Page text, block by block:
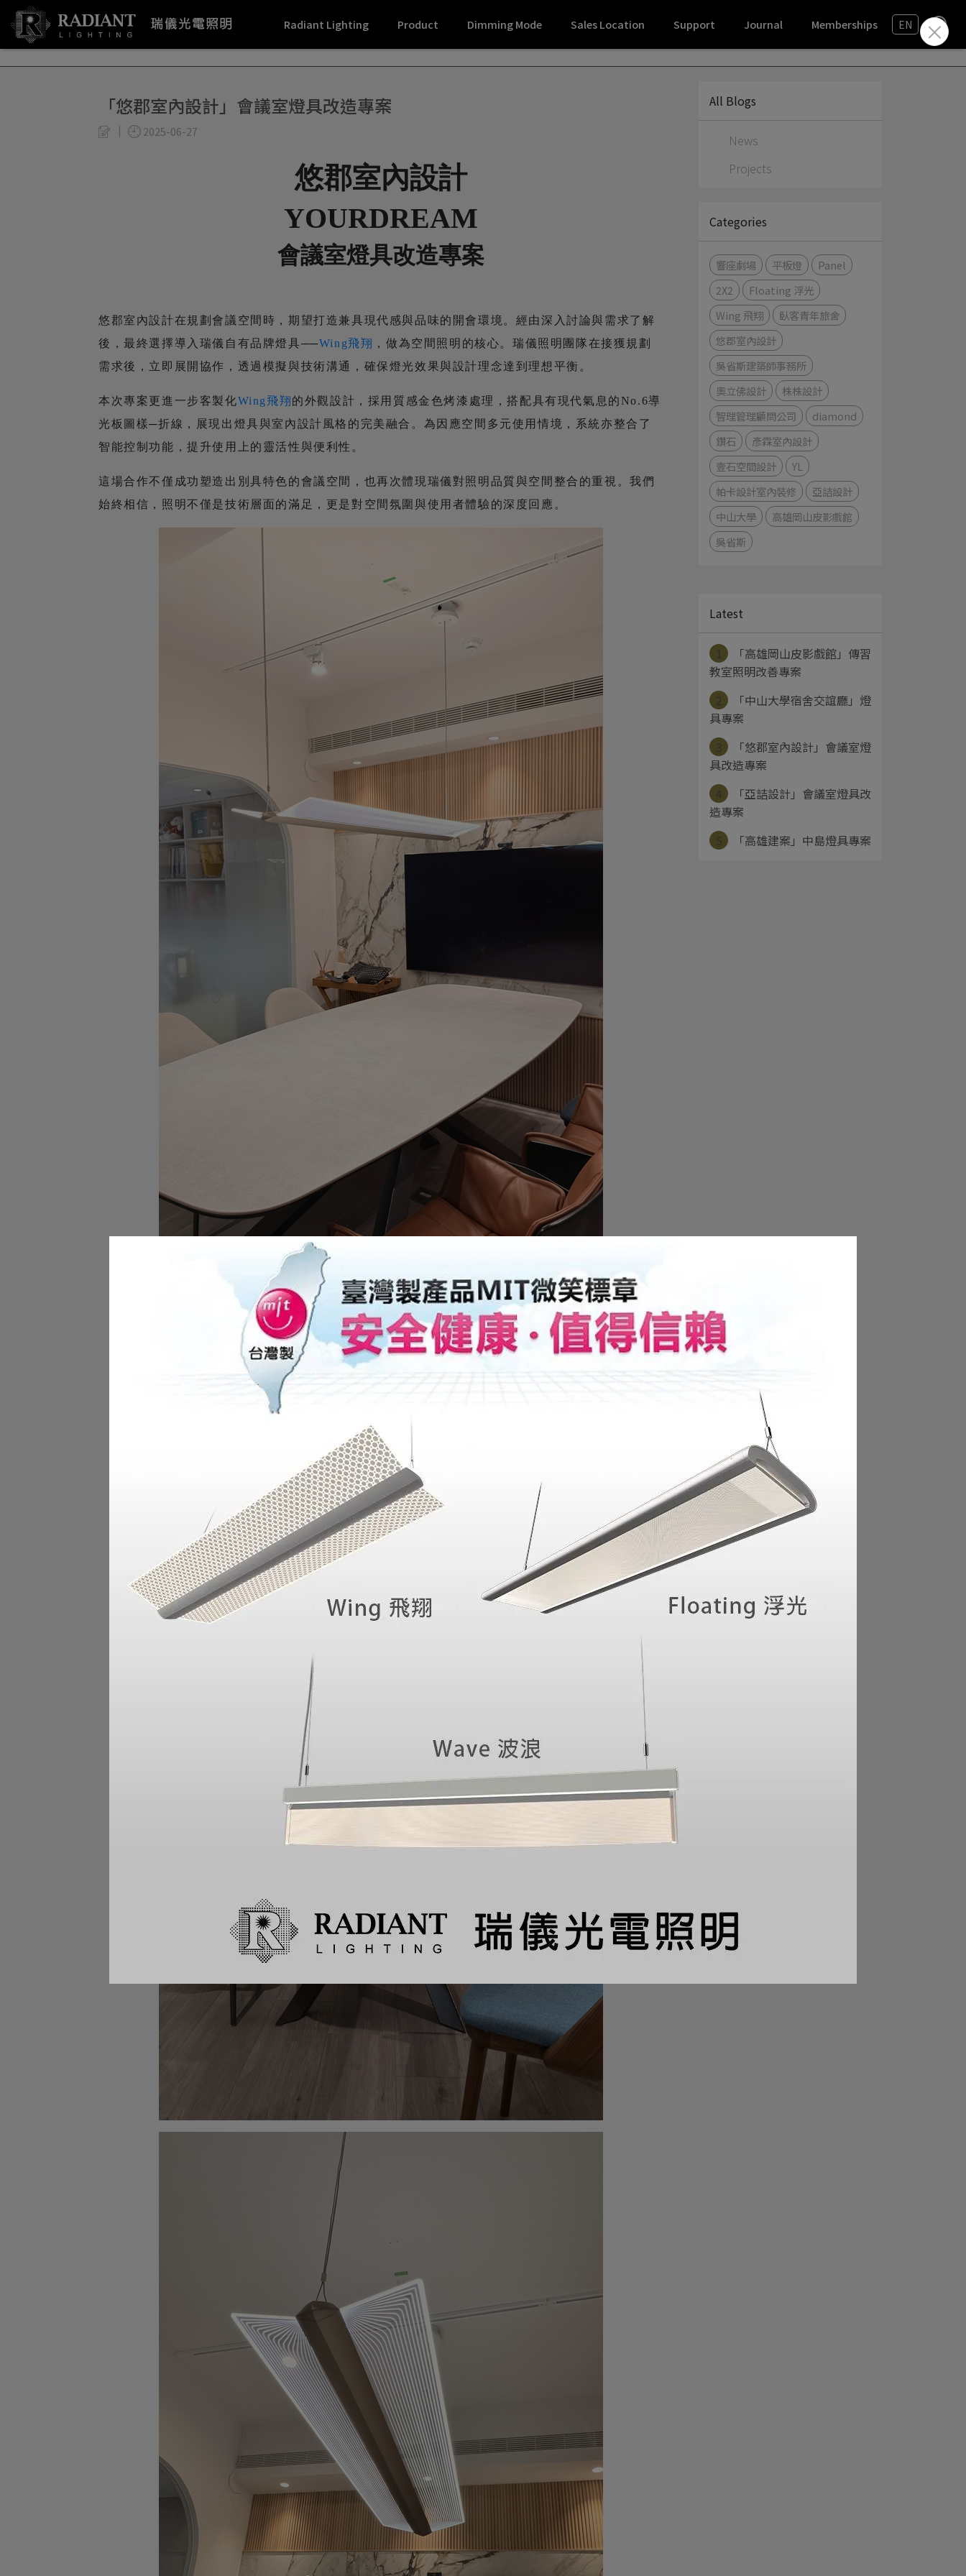
Radiant Lighting Product Dimming Mode Sales Location Support Journal Memberships EN
「悠郡室內設計」會議室燈具改造專案
2025-06-27
悠郡室內設計
YOURDREAM
會議室燈具改造專案
悠郡室內設計在規劃會議空間時，期望打造兼具現代感與品味的開會環境。經由深入討論與需求了解
後，最終選擇導入瑞儀自有品牌燈具──Wing飛翔 ，做為空間照明的核心。瑞儀照明團隊在接獲規劃
需求後，立即展開協作，透過模擬與技術溝通，確保燈光效果與設計理念達到理想平衡。
本次專案更進一步客製化Wing飛翔的外觀設計，採用質感金色烤漆處理，搭配具有現代氣息的No.6導
光板圖樣─折線，展現出燈具與室內設計風格的完美融合。為因應空間多元使用情境，系統亦整合了
智能控制功能，提升使用上的靈活性與便利性。
這場合作不僅成功塑造出別具特色的會議空間，也再次體現瑞儀對照明品質與空間整合的重視。我們
始終相信，照明不僅是技術層面的滿足，更是對空間氛圍與使用者體驗的深度回應。
All Blogs
News
Projects
Categories
響座劇場 平板燈
Panel
2X2
Floating 浮光
Wing 飛翔
臥客青年旅舍
悠郡室內設計
吳省斯建築師事務所
奧立佛設計
株株設計
智理管理顧問公司
diamond
鑽石
彥霖室內設計
壹石空間設計
YL
帕卡設計室內裝修
亞詰設計
中山大學
高雄岡山皮影戲館
吳省斯
Latest
「高雄岡山皮影戲館」傳習
教室照明改善專案
「中山大學宿舍交誼廳」燈
具專案
「悠郡室內設計」會議室燈
具改造專案
「亞詰設計」會議室燈具改
造專案
「高雄建案」中島燈具專案